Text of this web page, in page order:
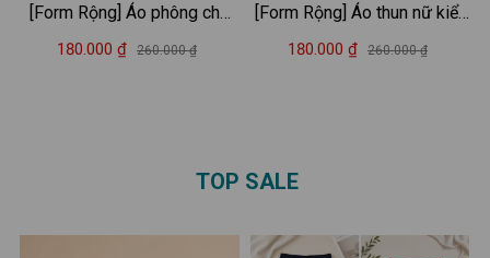
[Form Rộng] Áo phông chữ
'Mong mỗi ngày đều là Bình
180.000 ₫ 260.000 ₫
[Form Rộng] Áo thun nữ kiểu
dáng rộng màu trắng - LOZA
180.000 ₫ 260.000 ₫
TOP SALE